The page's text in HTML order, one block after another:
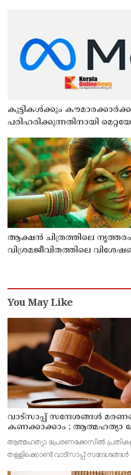
കുട്ടികൾക്കും
പരിഹരിക്കുന്നതിനായി
ആക്ഷൻ ചിത്രത്തിലെ
വിശ്രമജീവിതത്തിലെ
You May Like
വാട്സാപ്പ് സന്ദേശങ്ങൾ
കണക്കാക്കാം ; ആത്മഹത്യാ
പ്രതികളുടെ ജാമ്യാപേക്ഷ
ഹൈക്കോടതി
ആത്മഹത്യാ പ്രേരണക്കേസിൽ
തള്ളിക്കൊണ്ട് വാട്സാപ്പ്